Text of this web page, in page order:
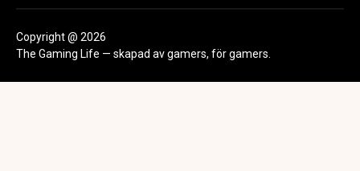
Copyright @ 2026
The Gaming Life — skapad av gamers, för gamers.